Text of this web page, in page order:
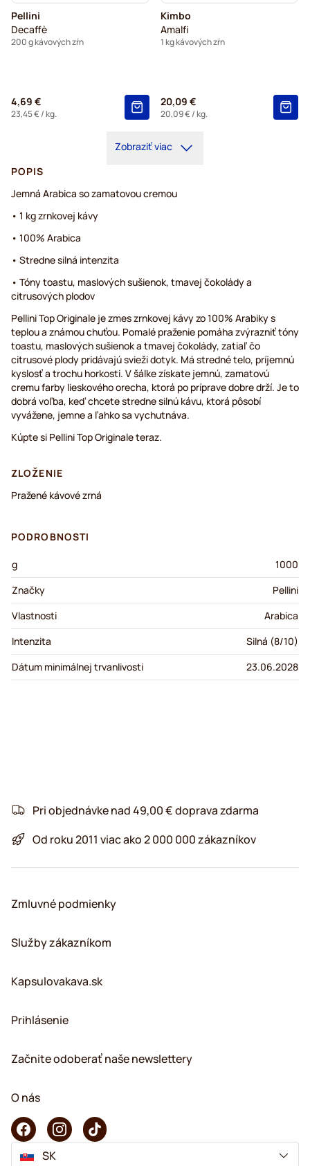
Pellini
Decaffè
200 g kávových zŕn
4,69 €
23,45 €/ kg.
Kimbo
Amalfi
1 kg kávových zŕn
20,09 €
20,09 €/ kg.
Zobraziť viac
POPIS
Jemná Arabica so zamatovou cremou
• 1 kg zrnkovej kávy
• 100% Arabica
• Stredne silná intenzita
• Tóny toastu, maslových sušienok, tmavej čokolády a
citrusových plodov
Pellini Top Originale je zmes zrnkovej kávy zo 100% Arabiky s
teplou a známou chuťou. Pomalé praženie pomáha zvýrazniť tóny
toastu, maslových sušienok a tmavej čokolády, zatiaľ čo
citrusové plody pridávajú svieži dotyk. Má stredné telo, príjemnú
kyslosť a trochu horkosti. V šálke získate jemnú, zamatovú
cremu farby lieskového orecha, ktorá po príprave dobre drží. Je to
dobrá voľba, keď chcete stredne silnú kávu, ktorá pôsobí
vyvážene, jemne a ľahko sa vychutnáva.
Kúpte si Pellini Top Originale teraz.
ZLOŽENIE
Pražené kávové zrná
PODROBNOSTI
g
1000
Značky
Pellini
Vlastnosti
Arabica
Intenzita
Silná (8/10)
Dátum minimálnej trvanlivosti
23.06.2028
Pri objednávke nad 49,00 € doprava zdarma
Od roku 2011 viac ako 2 000 000 zákazníkov
Zmluvné podmienky
Služby zákazníkom
Kapsulovakava.sk
Prihlásenie
Začnite odoberať naše newslettery
O nás
SK